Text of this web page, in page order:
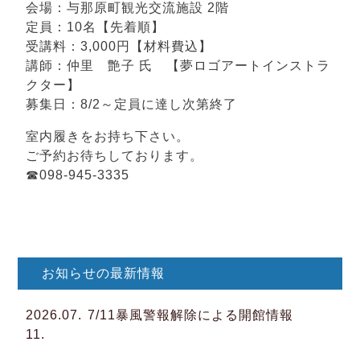
会場：与那原町観光交流施設 2階
定員：10名【先着順】
受講料：3,000円【材料費込】
講師：仲里 艶子 氏 【夢ロゴアートインストラ
クター】
募集日：8/2～定員に達し次第終了
室内履きをお持ち下さい。
ご予約お待ちしております。
☎098-945-3335
お知らせの最新情報
2026.07.
11.
7/11暴風警報解除による開館情報